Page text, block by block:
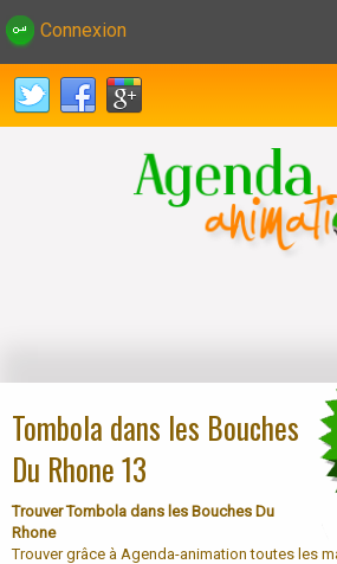
Connexion
Tombola dans les Bouches
Du Rhone 13
Trouver Tombola dans les Bouches Du
Rhone
Trouver grâce à Agenda-animation toutes les